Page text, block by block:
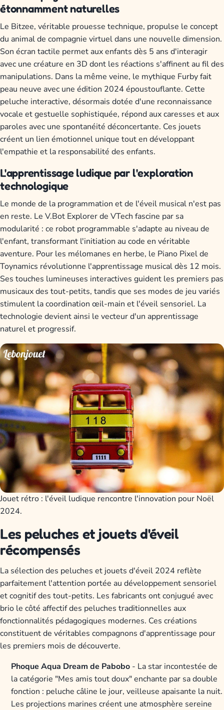
étonnamment naturelles
Le Bitzee, véritable prouesse technique, propulse le concept
du animal de compagnie virtuel dans une nouvelle dimension.
Son écran tactile permet aux enfants dès 5 ans d'interagir
avec une créature en 3D dont les réactions s'affinent au fil des
manipulations. Dans la même veine, le mythique Furby fait
peau neuve avec une édition 2024 époustouflante. Cette
peluche interactive, désormais dotée d'une reconnaissance
vocale et gestuelle sophistiquée, répond aux caresses et aux
paroles avec une spontanéité déconcertante. Ces jouets
créent un lien émotionnel unique tout en développant
l'empathie et la responsabilité des enfants.
L'apprentissage ludique par l'exploration
technologique
Le monde de la programmation et de l'éveil musical n'est pas
en reste. Le V.Bot Explorer de VTech fascine par sa
modularité : ce robot programmable s'adapte au niveau de
l'enfant, transformant l'initiation au code en véritable
aventure. Pour les mélomanes en herbe, le Piano Pixel de
Toynamics révolutionne l'apprentissage musical dès 12 mois.
Ses touches lumineuses interactives guident les premiers pas
musicaux des tout-petits, tandis que ses modes de jeu variés
stimulent la coordination œil-main et l'éveil sensoriel. La
technologie devient ainsi le vecteur d'un apprentissage
naturel et progressif.
Jouet rétro : l'éveil ludique rencontre l'innovation pour Noël
2024.
Les peluches et jouets d'éveil
récompensés
La sélection des peluches et jouets d'éveil 2024 reflète
parfaitement l'attention portée au développement sensoriel
et cognitif des tout-petits. Les fabricants ont conjugué avec
brio le côté affectif des peluches traditionnelles aux
fonctionnalités pédagogiques modernes. Ces créations
constituent de véritables compagnons d'apprentissage pour
les premiers mois de découverte.
Phoque Aqua Dream de Pabobo - La star incontestée de
la catégorie "Mes amis tout doux" enchante par sa double
fonction : peluche câline le jour, veilleuse apaisante la nuit.
Les projections marines créent une atmosphère sereine